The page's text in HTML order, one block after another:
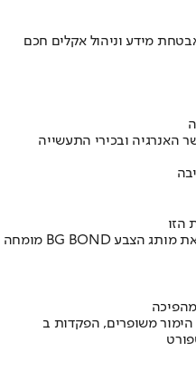
מידע וניהול אקלים חכם
האנרגיה ובכירי התעשייה
הזו